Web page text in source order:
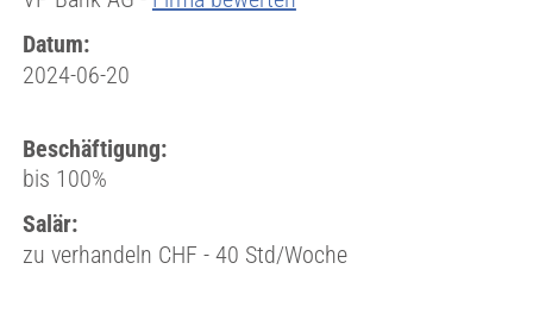
Datum:
2024-06-20
Beschäftigung:
bis 100%
Salär:
zu verhandeln CHF - 40 Std/Woche